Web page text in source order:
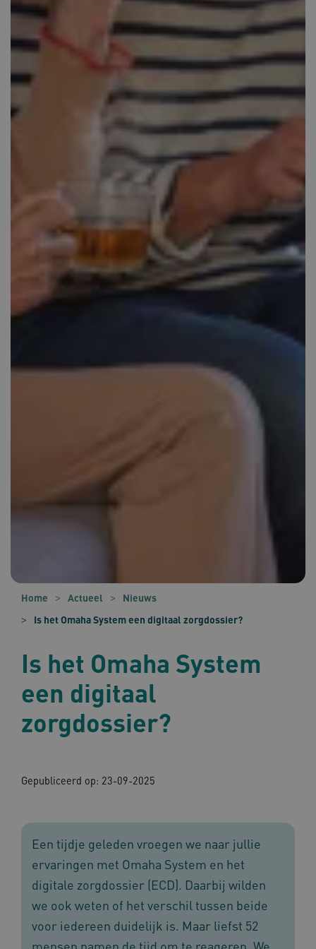
Home Actueel
Nieuws
Is het Omaha System een digitaal zorgdossier?
Is het Omaha System
een digitaal
zorgdossier?
Gepubliceerd op: 23-09-2025
Een tijdje geleden vroegen we naar jullie
ervaringen met Omaha System en het
digitale zorgdossier (ECD). Daarbij wilden
we ook weten of het verschil tussen beide
voor iedereen duidelijk is. Maar liefst 52